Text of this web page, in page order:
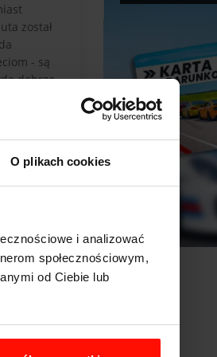
O plikach cookies
i analizować
społecznościowym,
od Ciebie lub
został
- są
dobrze.